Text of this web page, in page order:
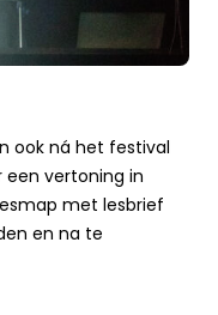
ook ná het festival
vertoning in
met lesbrief
en na te